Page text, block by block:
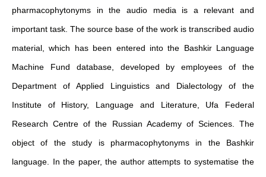
pharmacophytonyms in the audio media is a relevant and
important task. The source base of the work is transcribed audio
material, which has been entered into the Bashkir Language
Machine Fund database, developed by employees of the
Department of Applied Linguistics and Dialectology of the
Institute of History, Language and Literature, Ufa Federal
Research Centre of the Russian Academy of Sciences. The
object of the study is pharmacophytonyms in the Bashkir
language. In the paper, the author attempts to systematise the